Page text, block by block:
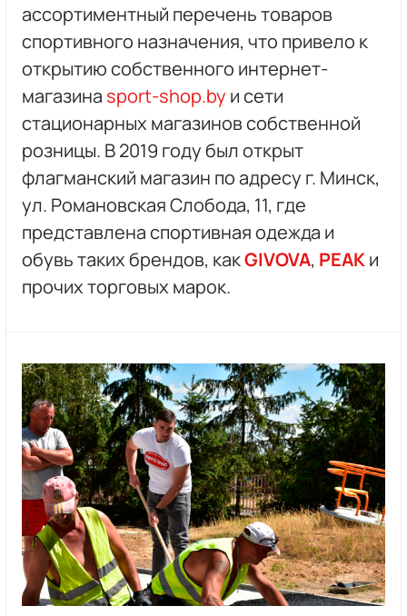
ассортиментный перечень товаров
спортивного назначения, что привело к
открытию собственного интернет-
магазина sport-shop.by и сети
стационарных магазинов собственной
розницы. В 2019 году был открыт
флагманский магазин по адресу г. Минск,
ул. Романовская Слобода, 11, где
представлена спортивная одежда и
обувь таких брендов, какGIVOVA, PEAKи
прочих торговых марок.